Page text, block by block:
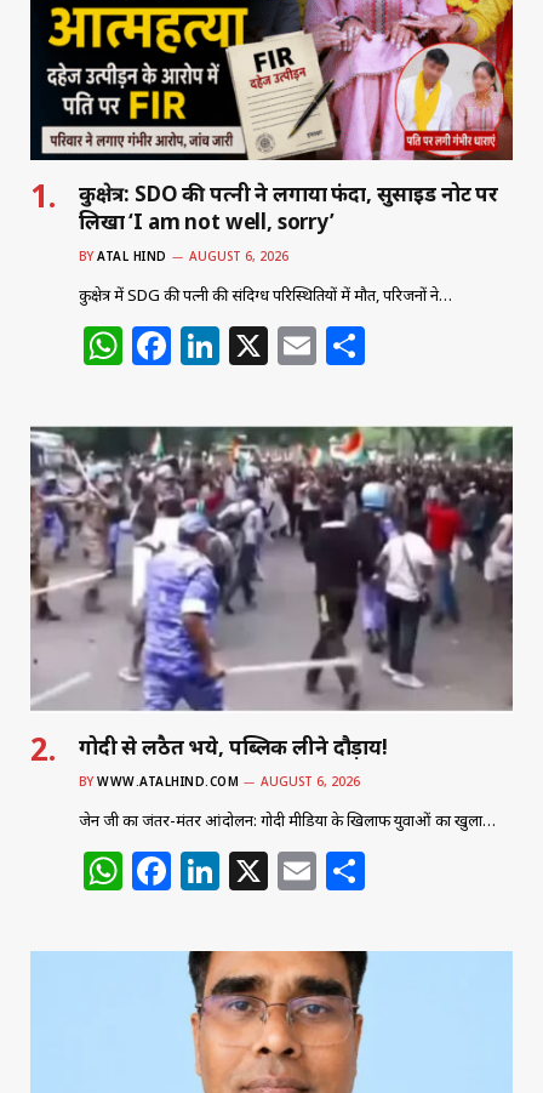
कुरुक्षेत्र: SDO की पत्नी ने लगाया फंदा, सुसाइड नोट पर
लिखा ‘I am not well, sorry’
BY ATAL HIND AUGUST 6, 2026
कुरुक्षेत्र में SDG की पत्नी की संदिग्ध परिस्थितियों में मौत, परिजनों ने…
W
at
s
A
p
p
F
c
e
b
o
o
k
Li
k
e
dI
n
X E
ai
l
ar
e
गोदी से लठैत भये, पब्लिक लीने दौड़ाय!
BY WWW.ATALHIND.COM AUGUST 6, 2026
जेन जी का जंतर-मंतर आंदोलन: गोदी मीडिया के खिलाफ युवाओं का खुला…
W
at
F
c
e
b
o
Li
k
e
dI
n
X E
ai
l
ar
e